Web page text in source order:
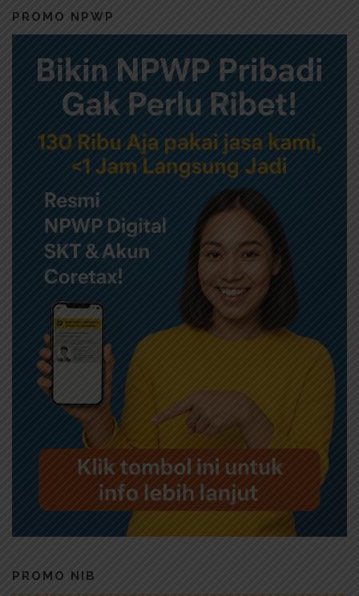
PROMO NPWP
PROMO NIB